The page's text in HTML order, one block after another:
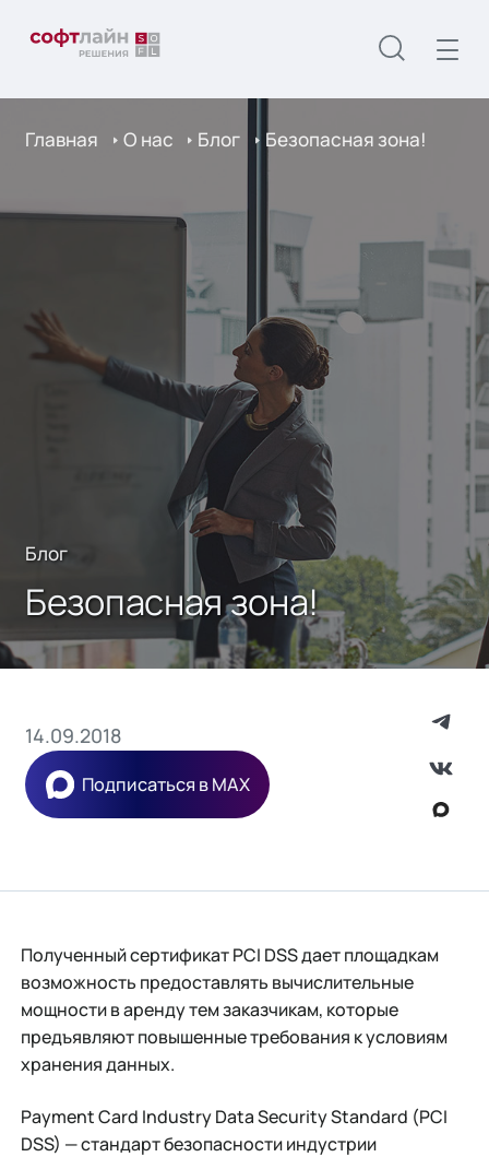
Главная О нас Блог Безопасная зона!
Блог
Безопасная зона!
14.09.2018
Подписаться в MAX
Полученный сертификат PCI DSS дает площадкам
возможность предоставлять вычислительные
мощности в аренду тем заказчикам, которые
предъявляют повышенные требования к условиям
хранения данных.
Payment Card Industry Data Security Standard (PCI
DSS) — стандарт безопасности индустрии